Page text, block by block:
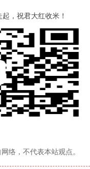
，祝君大红收米！
络，不代表本站观点。